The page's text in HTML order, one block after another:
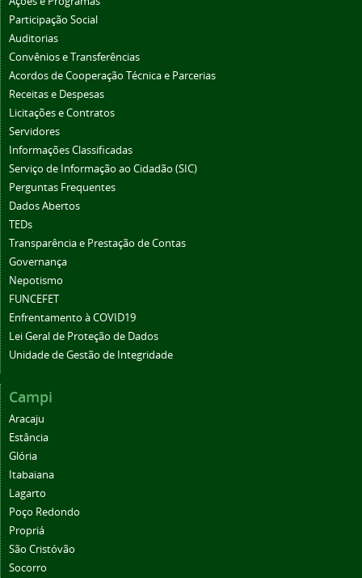
Participação Social
Auditorias
Convênios e Transferências
Acordos de Cooperação Técnica e Parcerias
Receitas e Despesas
Licitações e Contratos
Servidores
Informações Classificadas
Serviço de Informação ao Cidadão (SIC)
Perguntas Frequentes
Dados Abertos
TEDs
Transparência e Prestação de Contas
Governança
Nepotismo
FUNCEFET
Enfrentamento à COVID19
Lei Geral de Proteção de Dados
Unidade de Gestão de Integridade
Campi
Aracaju
Estância
Glória
Itabaiana
Lagarto
Poço Redondo
Propriá
São Cristóvão
Socorro